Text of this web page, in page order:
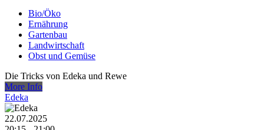
Bio/Öko
Ernährung
Gartenbau
Landwirtschaft
Obst und Gemüse
Die Tricks von Edeka und Rewe
More Info
Edeka
22.07.2025